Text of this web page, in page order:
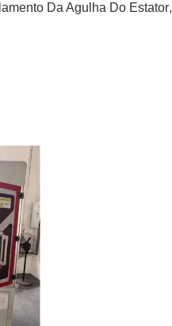
Da Agulha Do Estator,